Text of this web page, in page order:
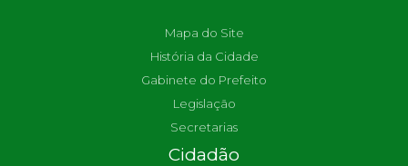
Mapa do Site
História da Cidade
Gabinete do Prefeito
Legislação
Secretarias
Cidadão